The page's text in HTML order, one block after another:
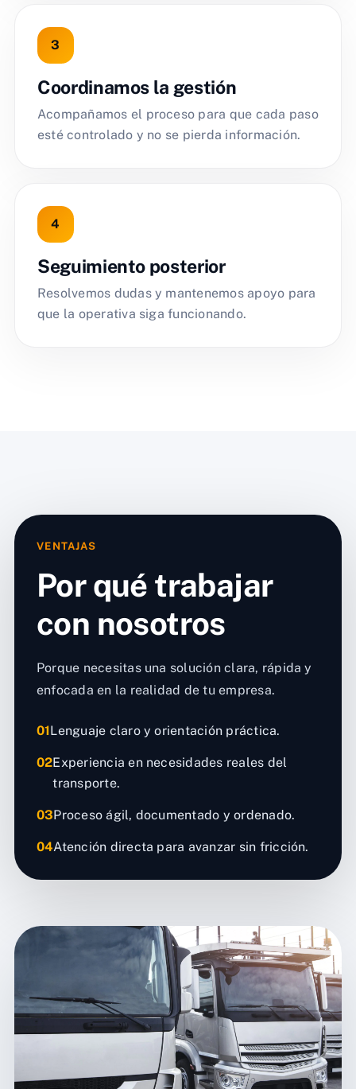
Coordinamos la gestión
Acompañamos el proceso para que cada paso
esté controlado y no se pierda información.
Seguimiento posterior
Resolvemos dudas y mantenemos apoyo para
que la operativa siga funcionando.
VENTAJAS
Por qué trabajar
con nosotros
Porque necesitas una solución clara, rápida y
enfocada en la realidad de tu empresa.
01Lenguaje claro y orientación práctica.
02Experiencia en necesidades reales del
transporte.
03Proceso ágil, documentado y ordenado.
04Atención directa para avanzar sin fricción.